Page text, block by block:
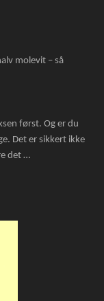
molevit – så
først. Og er du
Det er sikkert ikke
det …